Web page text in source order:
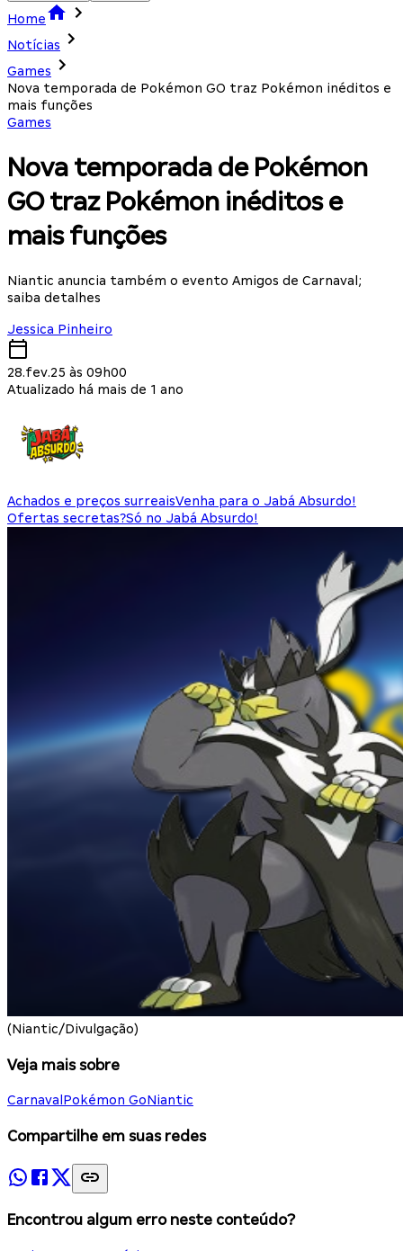
Home
Notícias
Games
Nova temporada de Pokémon GO traz Pokémon inéditos e
mais funções
Games
Nova temporada de Pokémon
GO traz Pokémon inéditos e
mais funções
Niantic anuncia também o evento Amigos de Carnaval;
saiba detalhes
Jessica Pinheiro
28.fev.25 às 09h00
Atualizado há mais de 1 ano
Achados e preços surreaisVenha para o Jabá Absurdo!
Ofertas secretas?Só no Jabá Absurdo!
(Niantic/Divulgação)
Veja mais sobre
Carnaval Pokémon GoNiantic
Compartilhe em suas redes
Encontrou algum erro neste conteúdo?